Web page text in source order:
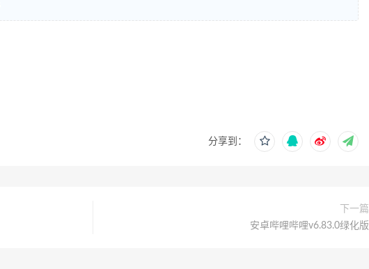
分享到：
下一篇
安卓哔哩哔哩v6.83.0绿化版